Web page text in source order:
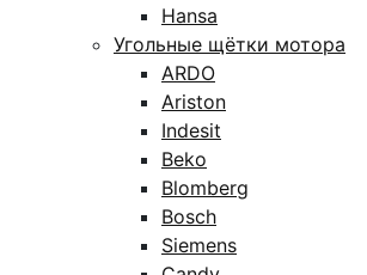
Hansa
Угольные щётки мотора
ARDO
Ariston
Indesit
Beko
Blomberg
Bosch
Siemens